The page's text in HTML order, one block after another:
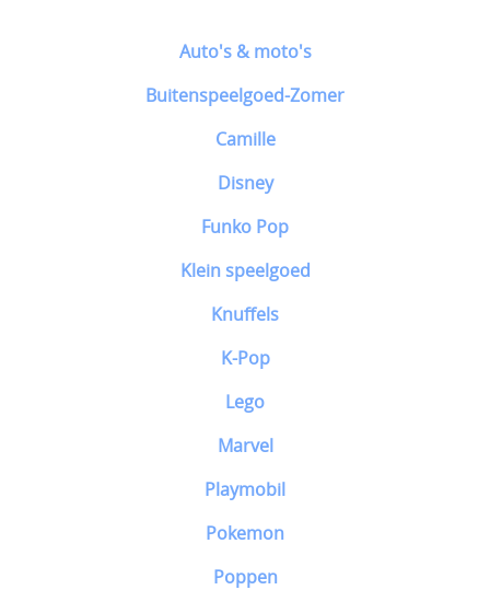
Auto's & moto's
Buitenspeelgoed-Zomer
Camille
Disney
Funko Pop
Klein speelgoed
Knuffels
K-Pop
Lego
Marvel
Playmobil
Pokemon
Poppen